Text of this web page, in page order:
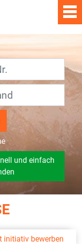
und einfach
initiativ bewerben